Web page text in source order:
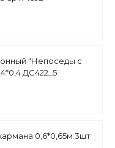
"Непоседы с
ДС422_5
0,6*0,65м 3шт